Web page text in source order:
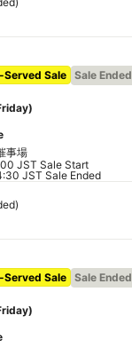
Sale Sale Ended
)
事場
JST Sale Start
JST Sale Ended
Sale Sale Ended
)